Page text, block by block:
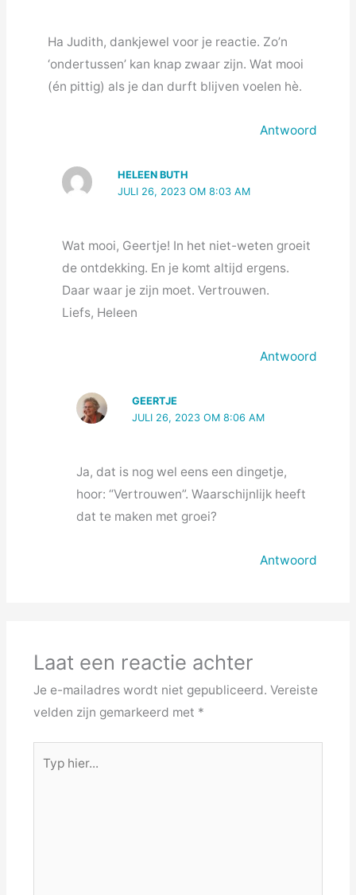
Ha Judith, dankjewel voor je reactie. Zo’n
‘ondertussen’ kan knap zwaar zijn. Wat mooi
(én pittig) als je dan durft blijven voelen hè.
Antwoord
HELEEN BUTH
JULI 26, 2023 OM 8:03 AM
Wat mooi, Geertje! In het niet-weten groeit
de ontdekking. En je komt altijd ergens.
Daar waar je zijn moet. Vertrouwen.
Liefs, Heleen
Antwoord
GEERTJE
JULI 26, 2023 OM 8:06 AM
Ja, dat is nog wel eens een dingetje,
hoor: “Vertrouwen”. Waarschijnlijk heeft
dat te maken met groei?
Antwoord
Laat een reactie achter
Je e-mailadres wordt niet gepubliceerd. Vereiste
velden zijn gemarkeerd met *
hier...